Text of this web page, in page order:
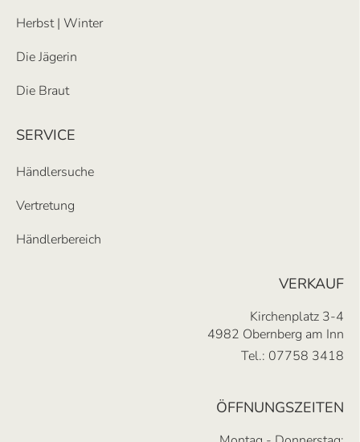
Herbst | Winter
Die Jägerin
Die Braut
SERVICE
Händlersuche
Vertretung
Händlerbereich
VERKAUF
Kirchenplatz 3-4
4982 Obernberg am Inn
Tel.: 07758 3418
ÖFFNUNGSZEITEN